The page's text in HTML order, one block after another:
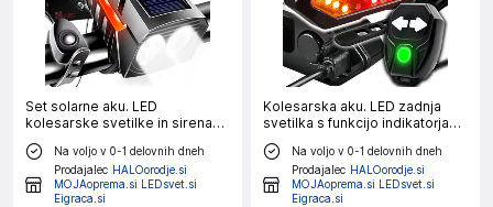
Set solarne aku. LED
kolesarske svetilke in sirena
1200lm USB + zadnja luč
Na voljo v 0-1 delovnih dneh
Prodajalec HALOorodje.si
MOJAoprema.si LEDsvet.si
Eigraca.si
Kolesarska aku. LED zadnja
svetilka s funkcijo indikatorja
smeri USB + hupa
Na voljo v 0-1 delovnih dneh
Prodajalec HALOorodje.si
MOJAoprema.si LEDsvet.si
Eigraca.si